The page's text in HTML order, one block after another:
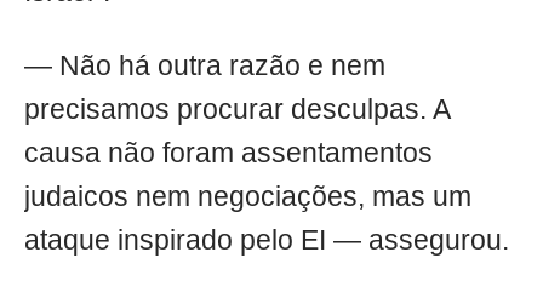
— Não há outra razão e nem
precisamos procurar desculpas. A
causa não foram assentamentos
judaicos nem negociações, mas um
ataque inspirado pelo EI — assegurou.